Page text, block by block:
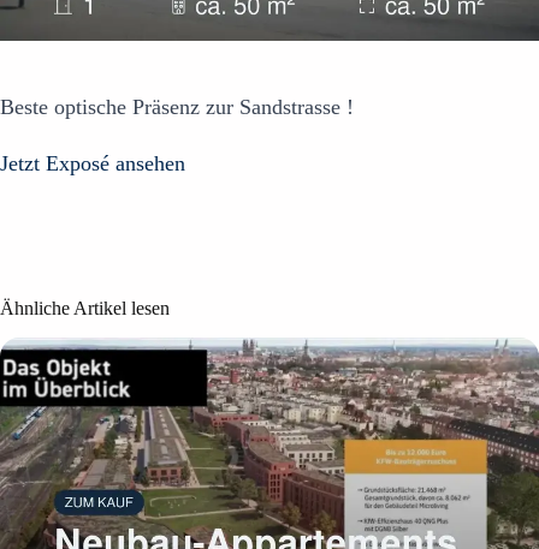
Beste optische Präsenz zur Sandstrasse !
Jetzt Exposé ansehen
Ähnliche Artikel lesen